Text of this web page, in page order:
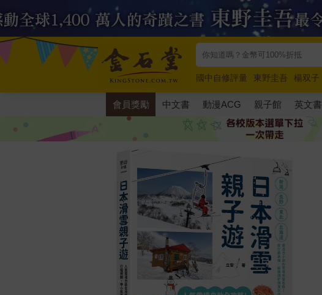
國中自修評量 東野圭吾 楊双子
唯紅花綻放
奧德賽 路邊攤新作
會員獎勵 中文書 動漫ACG 親子館 英文書